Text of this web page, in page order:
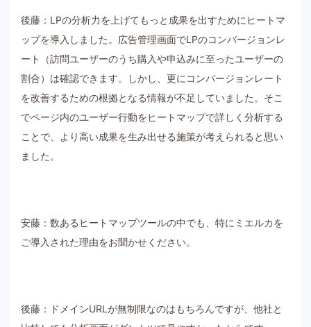
後藤：LPの分析力を上げてもっと成果を出すためにヒートマ
ップを導入しました。広告管理画面でLPのコンバージョンレ
ート（訪問ユーザーのうち購入や申込みに至ったユーザーの
割合）は確認できます。しかし、更にコンバージョンレート
を改善するための根拠となる情報が不足していました。そこ
でページ内のユーザー行動をヒートマップで詳しく分析する
ことで、より高い成果を生み出せる施策が考えられると思い
ました。
安藤：数あるヒートマップツールの中でも、特にミエルカを
ご導入された理由をお聞かせください。
後藤：ドメインURLが無制限なのはもちろんですが、他社と